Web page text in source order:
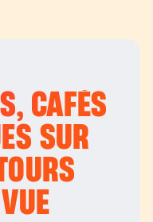
CAFÉS
SUR